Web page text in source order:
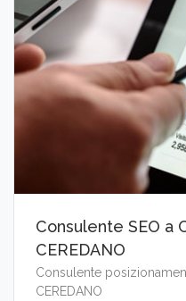
Consulente SEO a
CEREDANO
Consulente
CEREDANO